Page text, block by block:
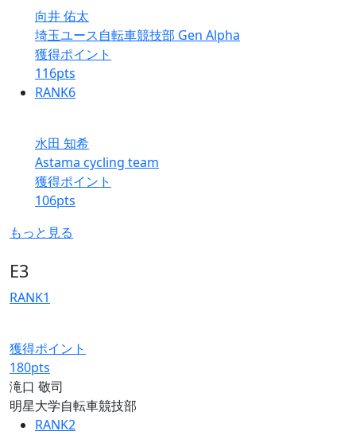
向井 佑太
埼玉ユース自転車競技部 Gen Alpha
獲得ポイント
116pts
RANK6
水田 知希
Astama cycling team
獲得ポイント
106pts
もっと見る
E3
RANK1
獲得ポイント
180pts
滝口 敬司
明星大学自転車競技部
RANK2